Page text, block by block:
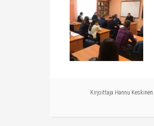
Kirjoittaja Hannu Keskinen